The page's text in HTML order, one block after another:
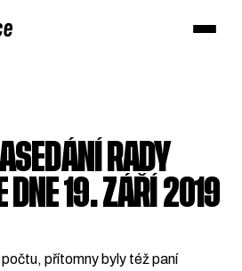
RADY
DNE 19. ZÁŘÍ 2019
přítomny byly též paní